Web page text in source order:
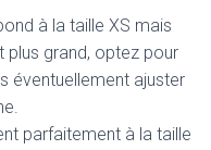
à la taille XS mais
plus grand, optez pour
éventuellement ajuster
parfaitement à la taille